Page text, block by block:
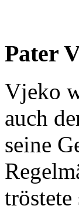
Pater
Vjeko
auch
seine